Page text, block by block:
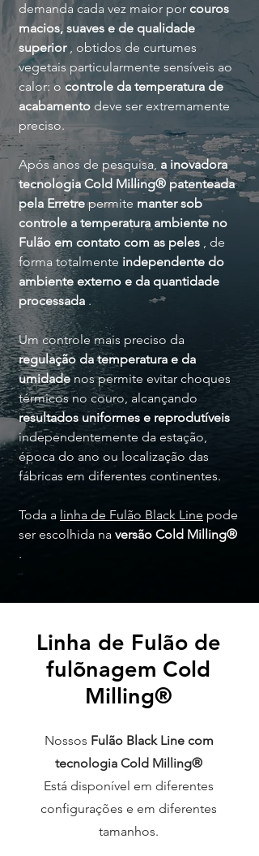
demanda cada vez maior por couros
macios, suaves e de qualidade
superior, obtidos de curtumes
vegetais particularmente sensíveis ao
calor: o controle da temperatura de
acabamento deve ser extremamente
preciso.
Após anos de pesquisa, a inovadora
tecnologia Cold Milling® patenteada
pela Erretrepermite manter sob
controle a temperatura ambiente no
Fulão em contato com as peles , de
forma totalmente independente do
ambiente externo e da quantidade
processada .
Um controle mais preciso da
regulação da temperatura e da
umidadenos permite evitar choques
térmicos no couro, alcançando
resultados uniformes e reprodutíveis
independentemente da estação,
época do ano ou localização das
fábricas em diferentes continentes.
Toda a linha de Fulão Black Line pode
ser escolhida na versão Cold Milling®
.
Linha de Fulão de
fulõnagem Cold
Milling®
Nossos Fulão Black Line com
tecnologia Cold Milling®
Está disponível em diferentes
configurações e em diferentes
tamanhos.